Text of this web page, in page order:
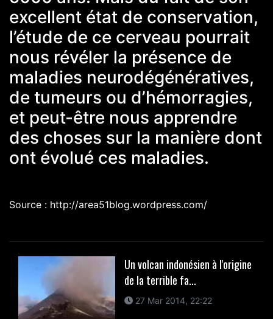
excellent état de conservation,
l’étude de ce cerveau pourrait
nous révéler la présence de
maladies neurodégénératives,
de tumeurs ou d’hémorragies,
et peut-être nous apprendre
des choses sur la manière dont
ont évolué ces maladies.
Source : http://area51blog.wordpress.com/
Un volcan indonésien à l'origine
de la terrible fa...
27 Mar 2014, 22:22